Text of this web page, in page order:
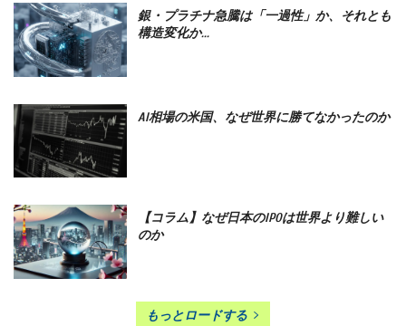
銀・プラチナ急騰は「一過性」か、それとも
構造変化か...
AI相場の米国、なぜ世界に勝てなかったのか
【コラム】なぜ日本のIPOは世界より難しい
のか
もっとロードする